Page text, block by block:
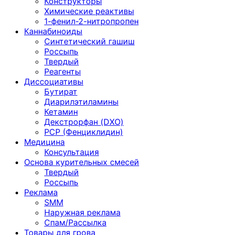
Химические реактивы
1-фенил-2-нитропропен
Каннабиноиды
Синтетический гашиш
Россыпь
Твердый
Реагенты
Диссоциативы
Бутират
Диарилэтиламины
Кетамин
Декстрорфан (DXO)
PCP (Фенциклидин)
Медицина
Консультация
Основа курительных смесей
Твердый
Россыпь
Реклама
SMM
Наружная реклама
Спам/Рассылка
Товары для грова